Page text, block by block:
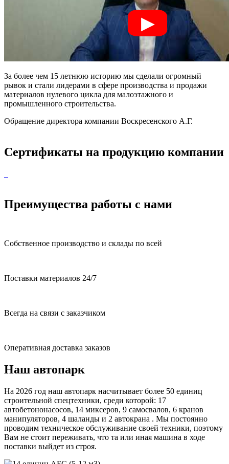
За более чем 15 летнюю историю мы сделали огромный
рывок и стали лидерами в сфере производства и продажи
материалов нулевого цикла для малоэтажного и
промышленного строительства.
Обращение директора компании Воскресенского А.Г.
Сертификаты на продукцию компании
Преимущества работы с нами
Собственное производство и склады по всей
Поставки материалов 24/7
Всегда на связи с заказчиком
Оперативная доставка заказов
Наш автопарк
На 2026 год наш автопарк насчитывает более 50 единиц
строительной спецтехники, среди которой: 17
автобетононасосов, 14 миксеров, 9 самосвалов, 6 кранов
манипуляторов, 4 шаланды и 2 автокрана . Мы постоянно
проводим техническое обслуживание своей техники, поэтому
Вам не стоит переживать, что та или иная машина в ходе
поставки выйдет из строя.